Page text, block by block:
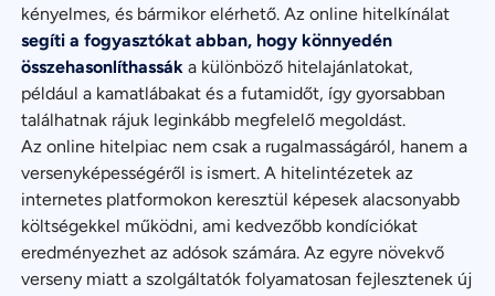
kényelmes, és bármikor elérhető. Az online hitelkínálat
segíti a fogyasztókat abban, hogy könnyedén
összehasonlíthassák a különböző hitelajánlatokat,
például a kamatlábakat és a futamidőt, így gyorsabban
találhatnak rájuk leginkább megfelelő megoldást.
Az online hitelpiac nem csak a rugalmasságáról, hanem a
versenyképességéről is ismert. A hitelintézetek az
internetes platformokon keresztül képesek alacsonyabb
költségekkel működni, ami kedvezőbb kondíciókat
eredményezhet az adósok számára. Az egyre növekvő
verseny miatt a szolgáltatók folyamatosan fejlesztenek új